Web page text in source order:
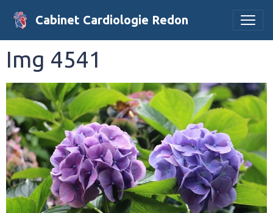
Cabinet Cardiologie Redon
Img 4541